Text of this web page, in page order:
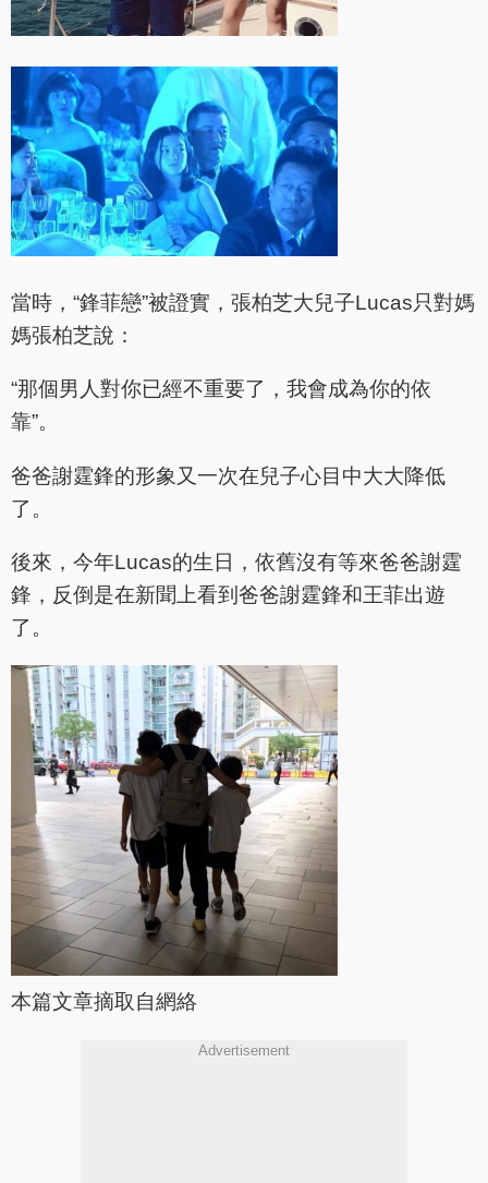
當時，“鋒菲戀”被證實，張柏芝大兒子Lucas只對媽
媽張柏芝說：
“那個男人對你已經不重要了，我會成為你的依
靠”。
爸爸謝霆鋒的形象又一次在兒子心目中大大降低
了。
後來，今年Lucas的生日，依舊沒有等來爸爸謝霆
鋒，反倒是在新聞上看到爸爸謝霆鋒和王菲出遊
了。
本篇文章摘取自網絡
Advertisement